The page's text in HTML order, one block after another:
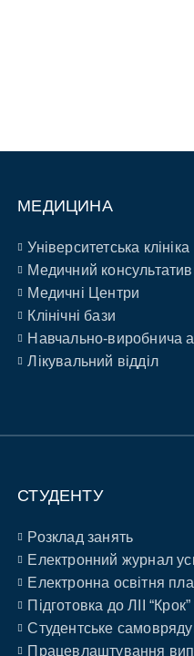
МЕДИЦИНА
Університетська клініка
Медичний
Медичні Центри
Клінічні бази
Навчально-виробнича
Лікувальний відділ
СТУДЕНТУ
Розклад занять
Електронний журнал
Електронна освітня
Підготовка до ЛІІ “Крок”
Студентське
Працевлаштування